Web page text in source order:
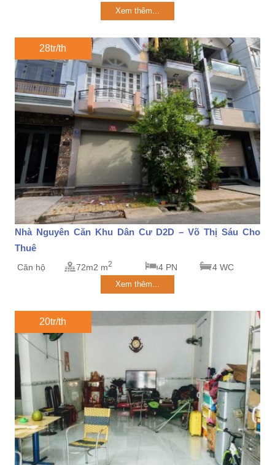
Xem thêm...
28tr/th
Nhà Nguyên Căn Khu Dân Cư D2D – Võ Thị Sáu Cho
Thuê
Căn hộ 72m2 m2 4 PN 4 WC
Xem thêm...
20tr/th